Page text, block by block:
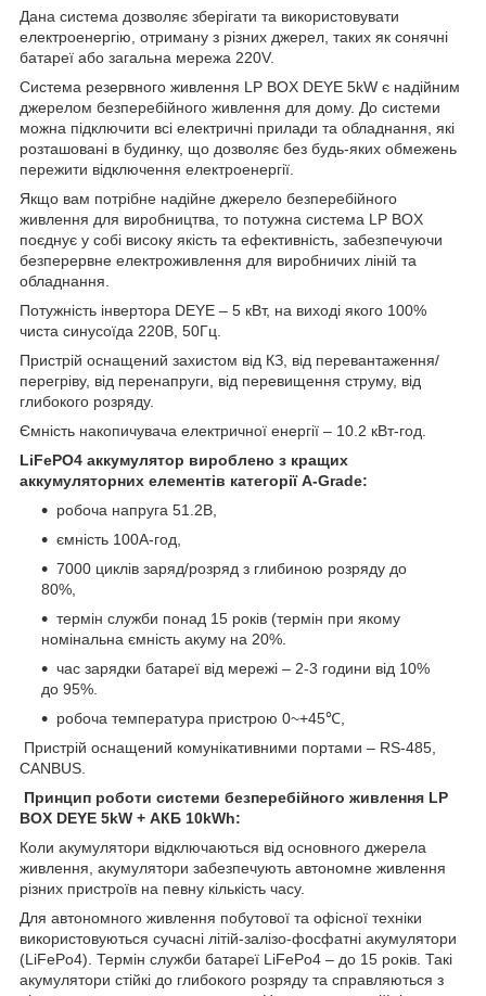
Дана система дозволяє зберігати та використовувати
електроенергію, отриману з різних джерел, таких як сонячні
батареї або загальна мережа 220V.
Система резервного живлення LP BOX DEYE 5kW є надійним
джерелом безперебійного живлення для дому. До системи
можна підключити всі електричні прилади та обладнання, які
розташовані в будинку, що дозволяє без будь-яких обмежень
пережити відключення електроенергії.
Якщо вам потрібне надійне джерело безперебійного
живлення для виробництва, то потужна система LP BOX
поєднує у собі високу якість та ефективність, забезпечуючи
безперервне електроживлення для виробничих ліній та
обладнання.
Потужність інвертора DEYE – 5 кВт, на виході якого 100%
чиста синусоїда 220В, 50Гц.
Пристрій оснащений захистом від КЗ, від перевантаження/
перегріву, від перенапруги, від перевищення струму, від
глибокого розряду.
Ємність накопичувача електричної енергії – 10.2 кВт-год.
LiFePO4 аккумулятор вироблено з кращих
аккумуляторних елементів категорії А-Grade:
робоча напруга 51.2В,
ємність 100A-год,
7000 циклів заряд/розряд з глибиною розряду до
80%,
термін служби понад 15 років (термін при якому
номінальна ємність акуму на 20%.
час зарядки батареї від мережі – 2-3 години від 10%
до 95%.
робоча температура пристрою 0~+45℃,
Пристрій оснащений комунікативними портами – RS-485,
CANBUS.
Принцип роботи системи безперебійного живлення LP
BOX DEYE 5kW + АКБ 10kWh:
Коли акумулятори відключаються від основного джерела
живлення, акумулятори забезпечують автономне живлення
різних пристроїв на певну кількість часу.
Для автономного живлення побутової та офісної техніки
використовуються сучасні літій-залізо-фосфатні акумулятори
(LiFePo4). Термін служби батареї LiFePo4 – до 15 років. Такі
акумулятори стійкі до глибокого розряду та справляються з